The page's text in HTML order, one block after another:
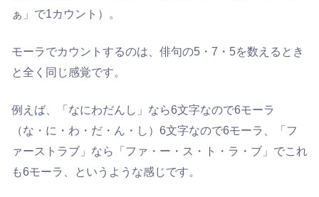
ぁ」で1カウント）。
モーラでカウントするのは、俳句の5・7・5を数えるとき
と全く同じ感覚です。
例えば、「なにわだんし」なら6文字なので6モーラ
（な・に・わ・だ・ん・し）6文字なので6モーラ、「フ
ァーストラブ」なら「ファ・ー・ス・ト・ラ・ブ」でこれ
も6モーラ、というような感じです。